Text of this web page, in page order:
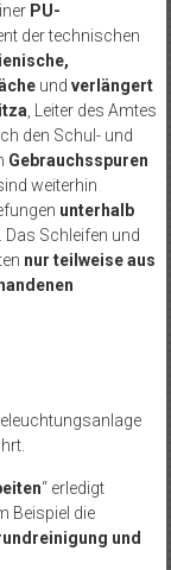
PU-
der technischen
und verlängert
, Leiter des Amtes
den Schul- und
Gebrauchsspuren
weiterhin
unterhalb
Das Schleifen und
nur teilweise aus
“ erledigt
Beispiel die
und